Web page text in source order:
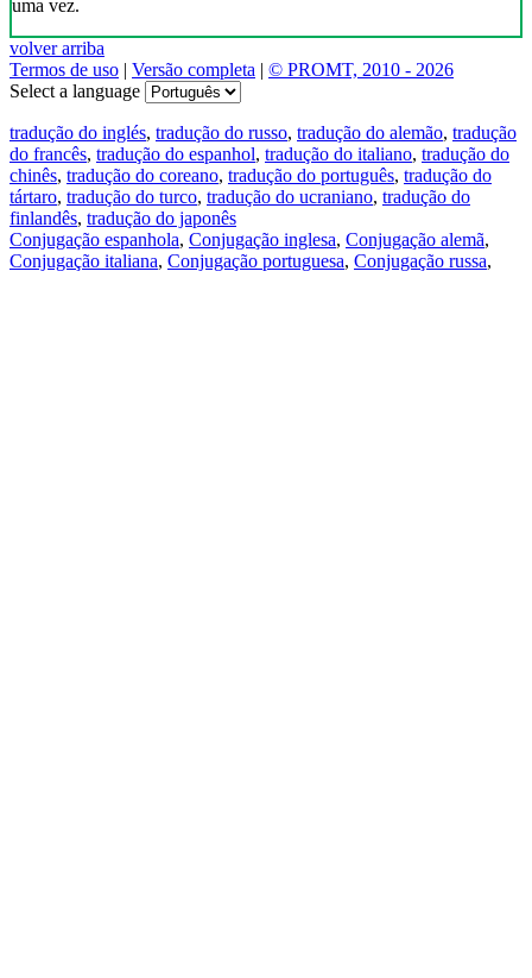
uma vez.
volver arriba
Termos de uso | Versão completa | © PROMT, 2010 - 2026
Select a language
tradução do inglés, tradução do russo, tradução do alemão, tradução
do francês, tradução do espanhol, tradução do italiano, tradução do
chinês, tradução do coreano, tradução do português, tradução do
tártaro, tradução do turco, tradução do ucraniano, tradução do
finlandês, tradução do japonês
Conjugação espanhola, Conjugação inglesa, Conjugação alemã,
Conjugação italiana, Conjugação portuguesa, Conjugação russa,